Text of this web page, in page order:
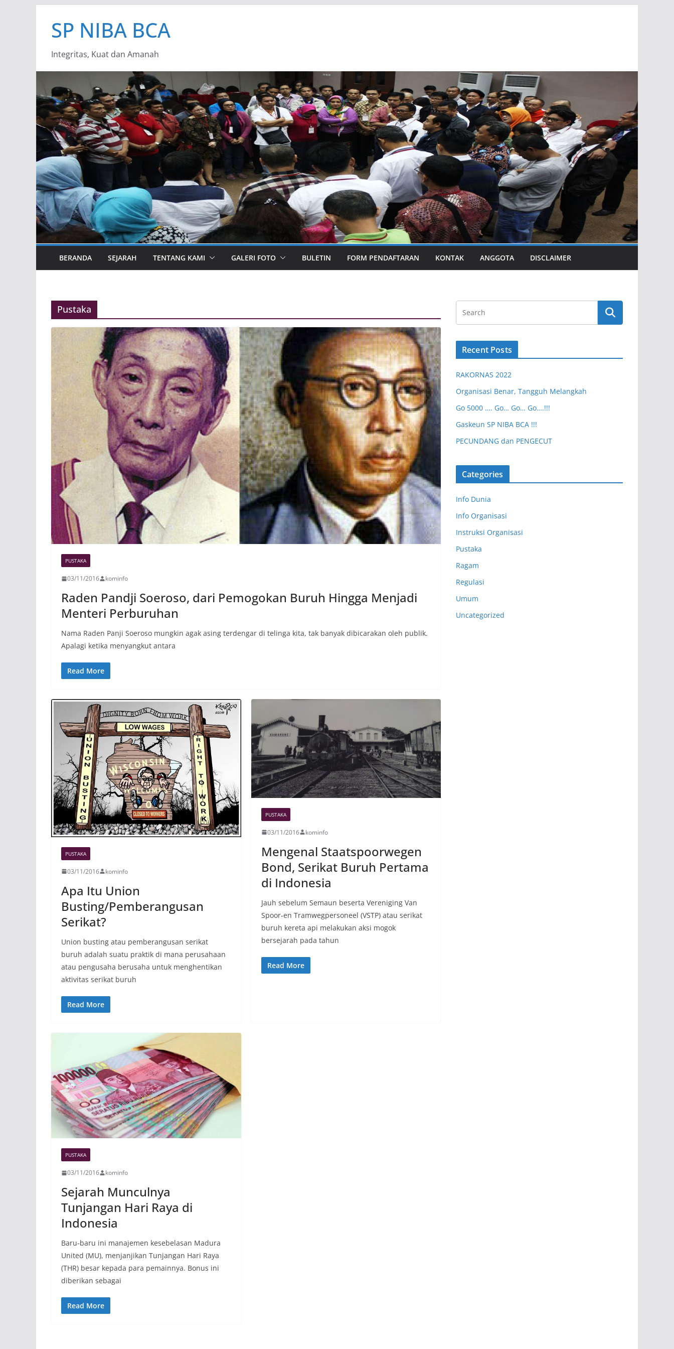
contentSP NIBA BCA
Integritas, Kuat dan Amanah
BERANDA SEJARAH TENTANG KAMI GALERI FOTO BULETIN FORM PENDAFTARAN KONTAK ANGGOTA DISCLAIMER
Pustaka
PUSTAKA
03/11/2016 kominfo
Raden Pandji Soeroso, dari Pemogokan Buruh Hingga Menjadi
Menteri Perburuhan
Nama Raden Panji Soeroso mungkin agak asing terdengar di telinga kita, tak banyak dibicarakan oleh publik.
Apalagi ketika menyangkut antara
Read More
PUSTAKA
03/11/2016 kominfo
Apa Itu Union
Busting/Pemberangusan
Serikat?
Union busting atau pemberangusan serikat
buruh adalah suatu praktik di mana perusahaan
atau pengusaha berusaha untuk menghentikan
aktivitas serikat buruh
Read More
PUSTAKA
03/11/2016 kominfo
Mengenal Staatspoorwegen
Bond, Serikat Buruh Pertama
di Indonesia
Jauh sebelum Semaun beserta Vereniging Van
Spoor-en Tramwegpersoneel (VSTP) atau serikat
buruh kereta api melakukan aksi mogok
bersejarah pada tahun
Read More
PUSTAKA
03/11/2016 kominfo
Sejarah Munculnya
Tunjangan Hari Raya di
Indonesia
Baru-baru ini manajemen kesebelasan Madura
United (MU), menjanjikan Tunjangan Hari Raya
(THR) besar kepada para pemainnya. Bonus ini
diberikan sebagai
Read More
Recent Posts
RAKORNAS 2022
Organisasi Benar, Tangguh Melangkah
Go 5000 …. Go… Go… Go….!!!
Gaskeun SP NIBA BCA !!!
PECUNDANG dan PENGECUT
Categories
Info Dunia
Info Organisasi
Instruksi Organisasi
Pustaka
Ragam
Regulasi
Umum
Uncategorized